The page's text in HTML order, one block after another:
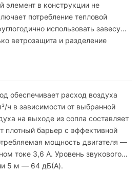
элемент в конструкции не
потребление тепловой
использовать завесу
ветрозащита и разделение
обеспечивает расход воздуха
ч в зависимости от выбранной
на выходе из сопла составляет
плотный барьер с эффективной
мощность двигателя —
токе 3,6 А. Уровень звукового
5 м — 64 дБ(A).